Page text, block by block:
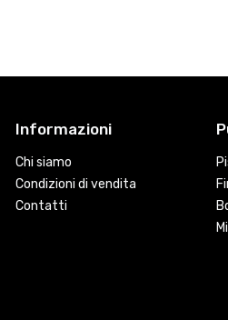
Informazioni
Chi siamo
Condizioni di vendita
Contatti